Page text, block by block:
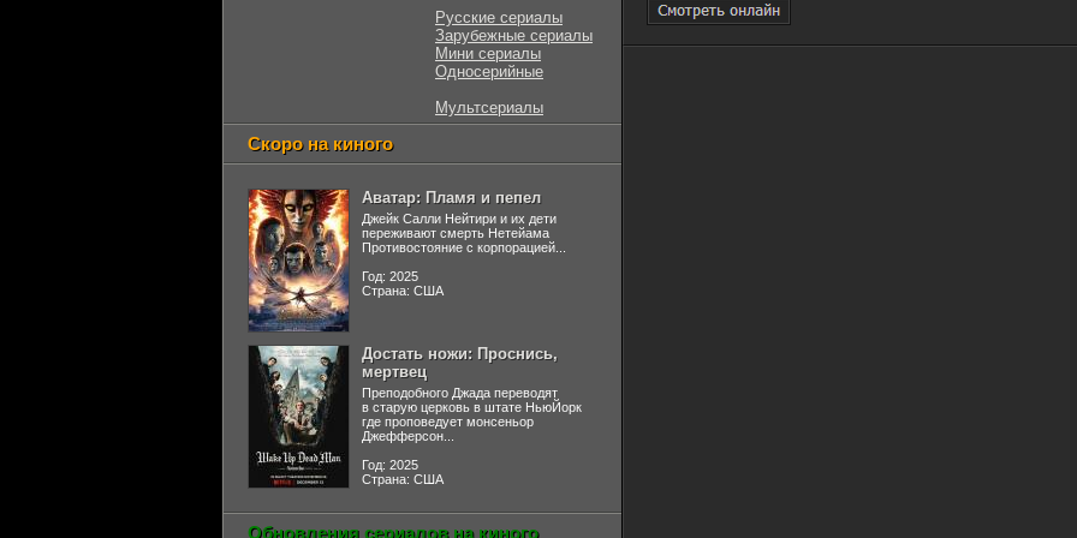
Русские сериалы
Зарубежные сериалы
Мини сериалы
Односерийные
Мультсериалы
Скоро на киного
Аватар: Пламя и пепел
Джейк Салли Нейтири и их дети
переживают смерть Нетейама
Противостояние с корпорацией...
Год: 2025
Страна: США
Достать ножи: Проснись,
мертвец
Преподобного Джада переводят
в старую церковь в штате НьюЙорк
где проповедует монсеньор
Джефферсон...
Год: 2025
Страна: США
Обновления сериалов на киного